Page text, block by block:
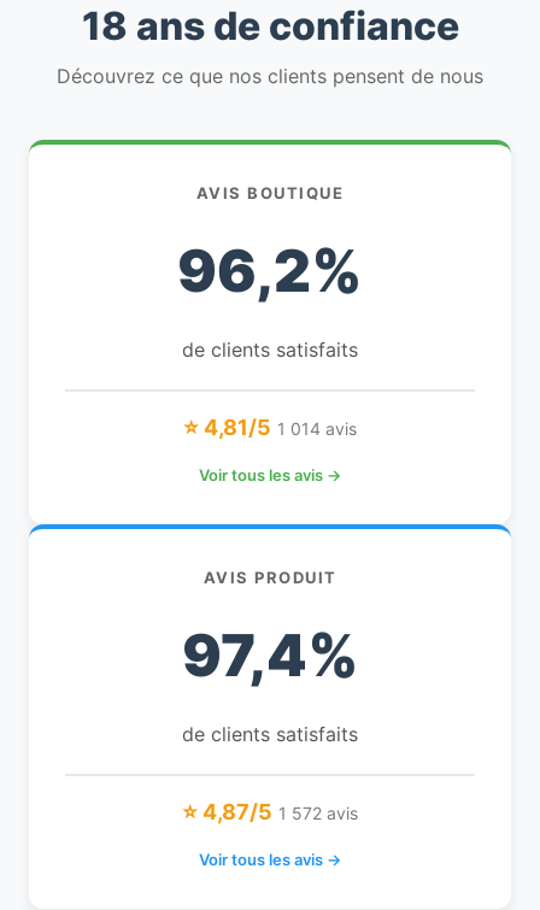
18 ans de confiance
Découvrez ce que nos clients pensent de nous
AVIS BOUTIQUE
96,2%
de clients satisfaits
⭐ 4,81/5 1 014 avis
Voir tous les avis →
AVIS PRODUIT
97,4%
de clients satisfaits
⭐ 4,87/5 1 572 avis
Voir tous les avis →